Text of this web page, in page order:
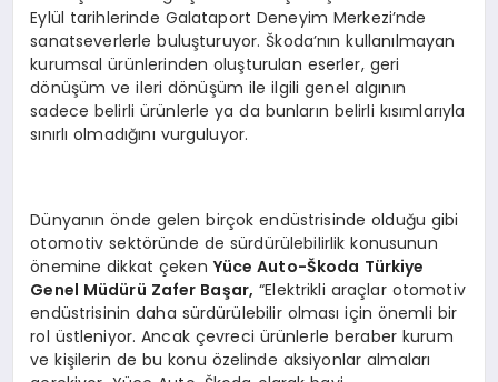
Eylül tarihlerinde Galataport Deneyim Merkezi’nde
sanatseverlerle buluşturuyor. Škoda’nın kullanılmayan
kurumsal ürünlerinden oluşturulan eserler, geri
dönüşüm ve ileri dönüşüm ile ilgili genel algının
sadece belirli ürünlerle ya da bunların belirli kısımlarıyla
sınırlı olmadığını vurguluyor.
Dünyanın önde gelen birçok endüstrisinde olduğu gibi
otomotiv sektöründe de sürdürülebilirlik konusunun
önemine dikkat çeken Yüce Auto-Škoda Türkiye
Genel Müdürü Zafer Başar, “Elektrikli araçlar otomotiv
endüstrisinin daha sürdürülebilir olması için önemli bir
rol üstleniyor. Ancak çevreci ürünlerle beraber kurum
ve kişilerin de bu konu özelinde aksiyonlar almaları